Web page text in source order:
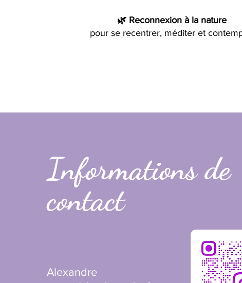
🌿 Reconnexion à la nature
pour se recentrer, méditer et
Informations de
contact
Alexandre